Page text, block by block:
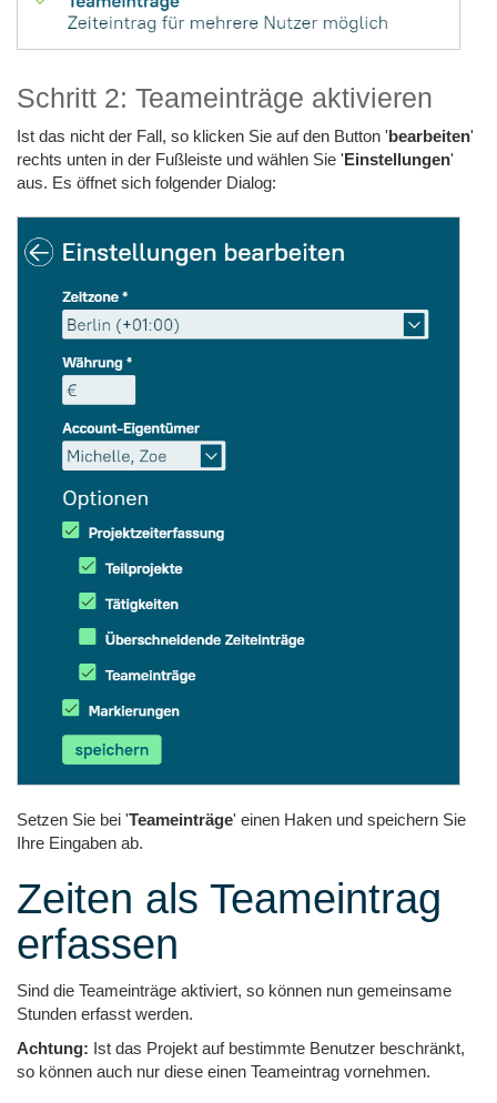
Schritt 2: Teameinträge aktivieren
Ist das nicht der Fall, so klicken Sie auf den Button 'bearbeiten'
rechts unten in der Fußleiste und wählen Sie 'Einstellungen'
aus. Es öffnet sich folgender Dialog:
Setzen Sie bei 'Teameinträge' einen Haken und speichern Sie
Ihre Eingaben ab.
Zeiten als Teameintrag
erfassen
Sind die Teameinträge aktiviert, so können nun gemeinsame
Stunden erfasst werden.
Achtung: Ist das Projekt auf bestimmte Benutzer beschränkt,
so können auch nur diese einen Teameintrag vornehmen.